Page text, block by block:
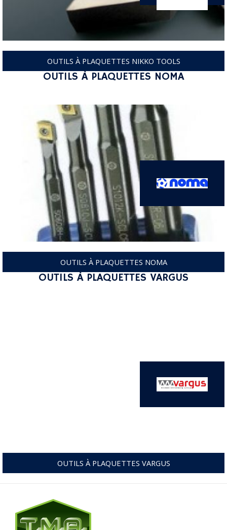
OUTILS À PLAQUETTES NIKKO TOOLS
OUTILS À PLAQUETTES NOMA
OUTILS À PLAQUETTES NOMA
OUTILS À PLAQUETTES VARGUS
OUTILS À PLAQUETTES VARGUS